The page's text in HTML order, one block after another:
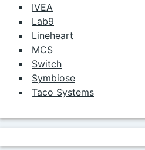
IVEA
Lab9
Lineheart
MCS
Switch
Symbiose
Taco Systems